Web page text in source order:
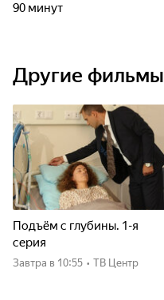
90 минут
Другие фильмы
Подъём с глубины. 1-я
серия
Завтра в 10:55 • ТВ Центр